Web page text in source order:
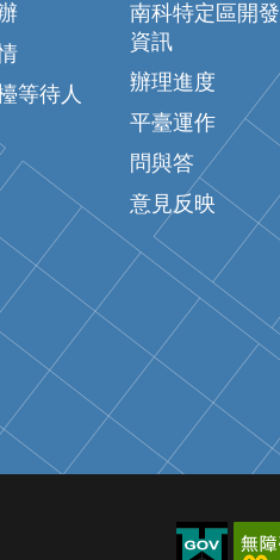
等待人
南科特定區開發
資訊
辦理進度
平臺運作
問與答
意見反映